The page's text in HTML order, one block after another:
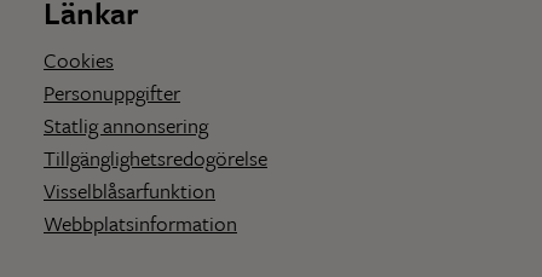
Länkar
Cookies
Personuppgifter
Statlig annonsering
Tillgänglighetsredogörelse
Visselblåsarfunktion
Webbplatsinformation